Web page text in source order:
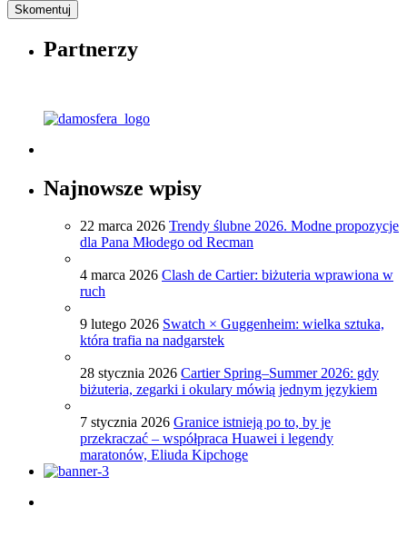
Partnerzy
Najnowsze wpisy
22 marca 2026 Trendy ślubne 2026. Modne propozycje
dla Pana Młodego od Recman
4 marca 2026 Clash de Cartier: biżuteria wprawiona w
ruch
9 lutego 2026 Swatch × Guggenheim: wielka sztuka,
która trafia na nadgarstek
28 stycznia 2026 Cartier Spring–Summer 2026: gdy
biżuteria, zegarki i okulary mówią jednym językiem
7 stycznia 2026 Granice istnieją po to, by je
przekraczać – współpraca Huawei i legendy
maratonów, Eliuda Kipchoge